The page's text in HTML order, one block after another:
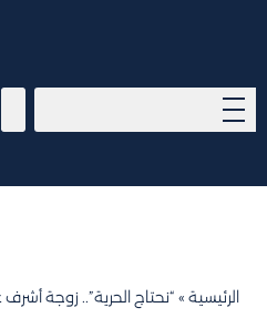
الرئيسية » “نحتاج الحرية”.. زوجة